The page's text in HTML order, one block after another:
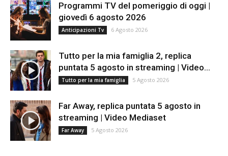
Programmi TV del pomeriggio di oggi |
giovedì 6 agosto 2026
Anticipazioni Tv 6 Agosto 2026
Tutto per la mia famiglia 2, replica
puntata 5 agosto in streaming | Video...
Tutto per la mia famiglia 5 Agosto 2026
Far Away, replica puntata 5 agosto in
streaming | Video Mediaset
Far Away 5 Agosto 2026